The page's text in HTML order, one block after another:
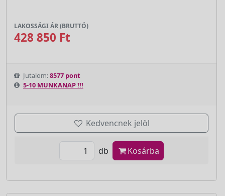
LAKOSSÁGI ÁR (BRUTTÓ)
428 850 Ft
Jutalom:8577 pont
5-10 MUNKANAP !!!
Kedvencnek jelöl
db Kosárba